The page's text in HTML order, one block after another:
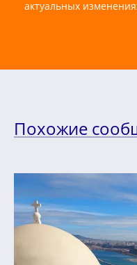
актуальных
Похожие